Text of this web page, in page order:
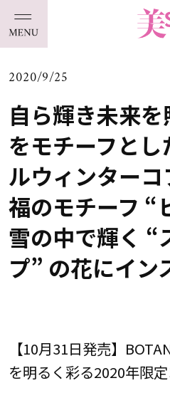
2020/9/25
自ら輝き未来
をモチーフと
ルウィンター
福のモチーフ “
雪の中で輝く “
プ” の花にイン
【10月31日発売】
を明るく彩る2020年限